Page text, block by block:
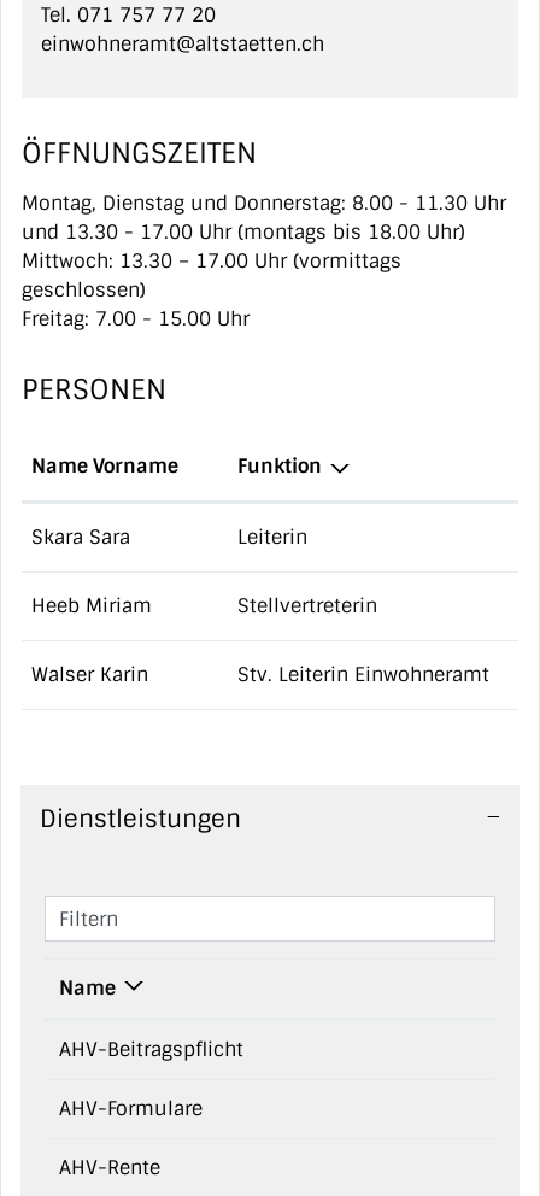
Tel. 071 757 77 20
einwohneramt@altstaetten.ch
ÖFFNUNGSZEITEN
Montag, Dienstag und Donnerstag: 8.00 - 11.30 Uhr
und 13.30 - 17.00 Uhr (montags bis 18.00 Uhr)
Mittwoch: 13.30 – 17.00 Uhr (vormittags
geschlossen)
Freitag: 7.00 - 15.00 Uhr
PERSONEN
Name Vorname Funktion
Skara Sara Leiterin
Heeb Miriam Stellvertreterin
Walser Karin Stv. Leiterin Einwohneramt
Dienstleistungen
Filtern
Name
AHV-Beitragspflicht
AHV-Formulare
AHV-Rente